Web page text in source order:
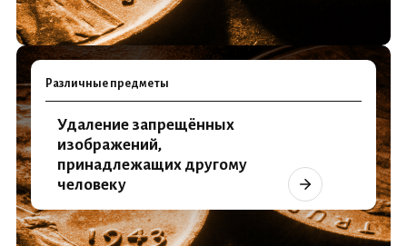
Различные предметы
Удаление запрещённых
изображений,
принадлежащих другому
человеку